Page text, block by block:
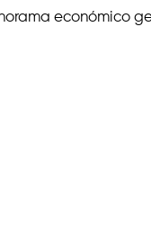
económico